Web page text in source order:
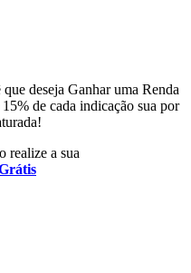
deseja Ganhar uma Renda
de cada indicação sua por
realize a sua